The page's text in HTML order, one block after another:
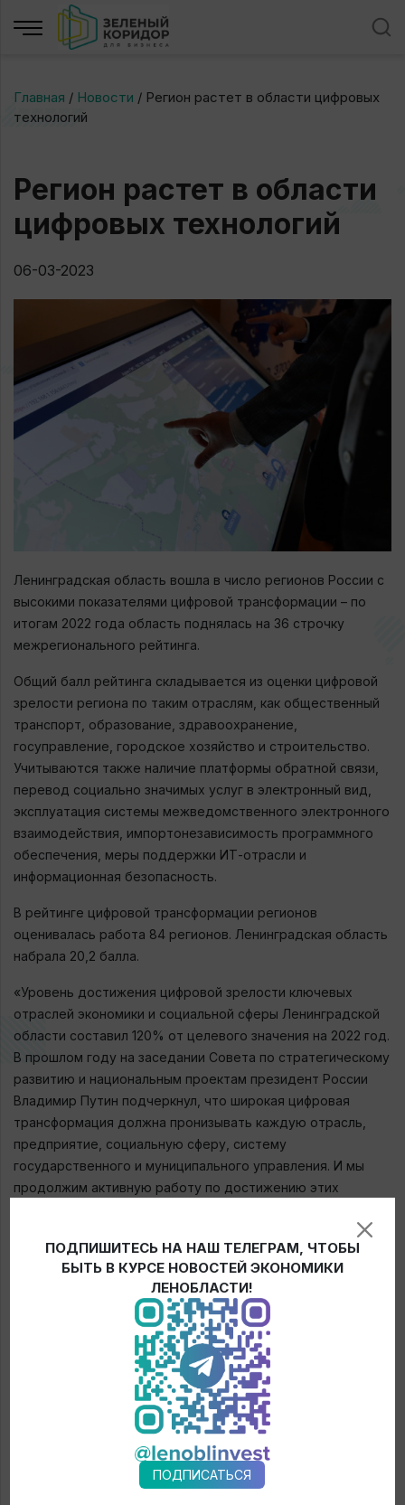
Главная / Новости / Регион растет в области цифровых
технологий
Регион растет в области
цифровых технологий
06-03-2023
Ленинградская область вошла в число регионов России с
высокими показателями цифровой трансформации – по
итогам 2022 года область поднялась на 36 строчку
межрегионального рейтинга.
Общий балл рейтинга складывается из оценки цифровой
зрелости региона по таким отраслям, как общественный
транспорт, образование, здравоохранение,
госуправление, городское хозяйство и строительство.
Учитываются также наличие платформы обратной связи,
перевод социально значимых услуг в электронный вид,
эксплуатация системы межведомственного электронного
взаимодействия, импортонезависимость программного
обеспечения, меры поддержки ИТ-отрасли и
информационная безопасность.
В рейтинге цифровой трансформации регионов
оценивалась работа 84 регионов. Ленинградская область
набрала 20,2 балла.
«Уровень достижения цифровой зрелости ключевых
отраслей экономики и социальной сферы Ленинградской
области составил 120% от целевого значения на 2022 год.
В прошлом году на заседании Совета по стратегическому
развитию и национальным проектам президент России
Владимир Путин подчеркнул, что широкая цифровая
трансформация должна пронизывать каждую отрасль,
предприятие, социальную сферу, систему
государственного и муниципального управления. И мы
продолжим активную работу по достижению этих
Сытник.ПОДПИШИТЕСЬ НА НАШ ТЕЛЕГРАМ, ЧТОБЫ
БЫТЬ В КУРСЕ НОВОСТЕЙ ЭКОНОМИКИ
ЛЕНОБЛАСТИ!
ПОДПИСАТЬСЯ